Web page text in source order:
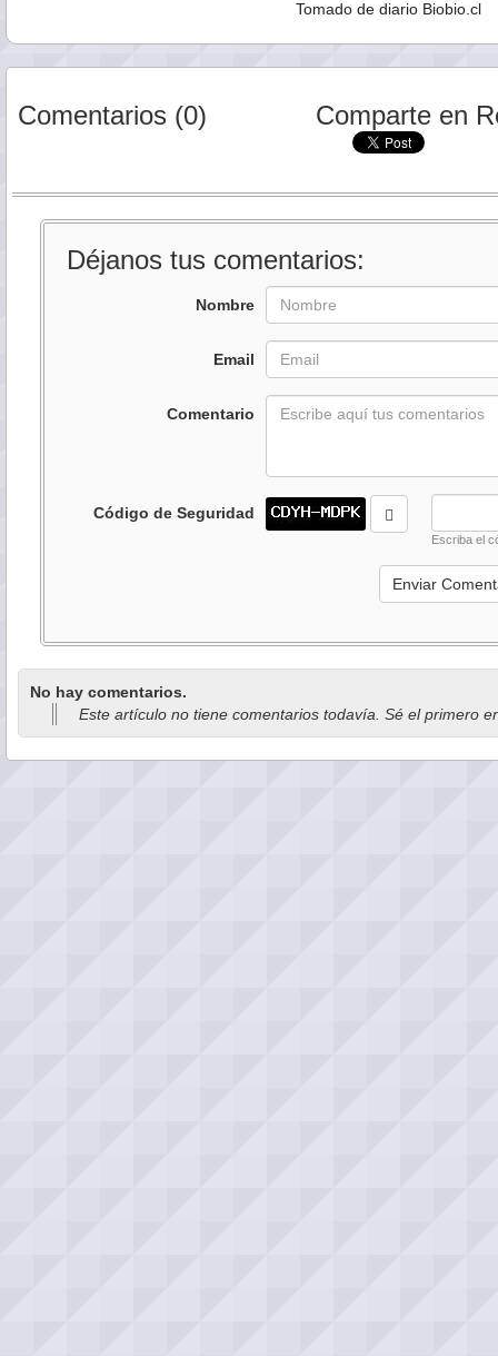
Tomado de diario Biobio.cl
Comentarios (0) Comparte en
Déjanos tus comentarios:
Nombre
Email
Comentario
Código de Seguridad
Escriba el
No hay comentarios.
Este artículo no tiene comentarios todavía. Sé el primero